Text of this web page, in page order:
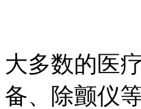
大多数的医
备、除颤仪